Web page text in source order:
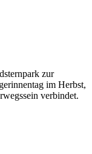
zur
im Herbst,
verbindet.